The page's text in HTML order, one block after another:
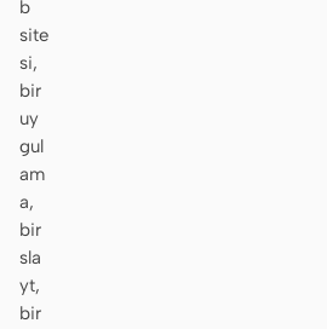
b
site
si,
bir
uy
gul
am
a,
bir
sla
yt,
bir